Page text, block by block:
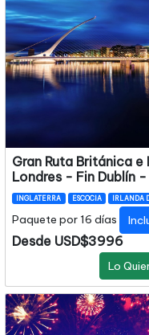
Gran Ruta Británica
Londres - Fin Dublín -
INGLATERRA ESCOCIA IRLANDA
Paquete por 16 días
Desde USD$3996
Lo